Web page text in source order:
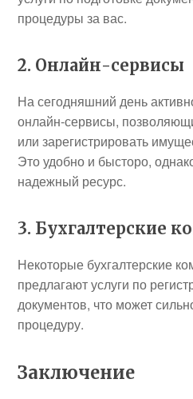
процедуры за вас.
2. Онлайн-сервисы
На сегодняшний день
онлайн-сервисы,
или зарегистрировать
Это удобно и бысторо,
надежный ресурс.
3. Бухгалтерские
Некоторые бухгалтерские
предлагают услуги по
документов, что может
процедуру.
Заключение